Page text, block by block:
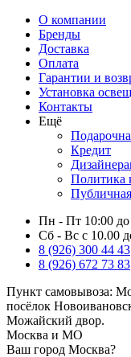
О компании
Бренды
Доставка
Оплата
Гарантии и
Установка
Контакты
Ещё
Кредит
Политика
Пн - Пт 10:00 до
Сб - Вс с 10.00
8 (926) 300 44 43
8 (926) 672 73 83
Пункт самовывоза:
посёлок
Можайский двор.
Москва и МО
Ваш город Москва?